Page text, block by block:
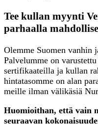
Tee kullan myynti
parhaalla
Olemme Suomen vanhin
Palvelumme on
sertifikaateilla ja kullan
hintatasomme on alan
meille ilman välikäsiä
Huomioithan, että vain
seuraavan